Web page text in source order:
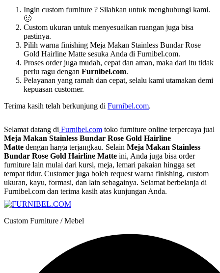
Ingin custom furniture ? Silahkan untuk menghubungi kami.
🙂
Custom ukuran untuk menyesuaikan ruangan juga bisa
pastinya.
Pilih warna finishing Meja Makan Stainless Bundar Rose
Gold Hairline Matte sesuka Anda di Furnibel.com.
Proses order juga mudah, cepat dan aman, maka dari itu tidak
perlu ragu dengan Furnibel.com.
Pelayanan yang ramah dan cepat, selalu kami utamakan demi
kepuasan customer.
Terima kasih telah berkunjung di Furnibel.com.
Selamat datang di Furnibel.com toko furniture online terpercaya jual
Meja Makan Stainless Bundar Rose Gold Hairline
Matte dengan harga terjangkau. Selain Meja Makan Stainless
Bundar Rose Gold Hairline Matte ini, Anda juga bisa order
furniture lain mulai dari kursi, meja, lemari pakaian hingga set
tempat tidur. Customer juga boleh request warna finishing, custom
ukuran, kayu, formasi, dan lain sebagainya. Selamat berbelanja di
Furnibel.com dan terima kasih atas kunjungan Anda.
Custom Furniture / Mebel